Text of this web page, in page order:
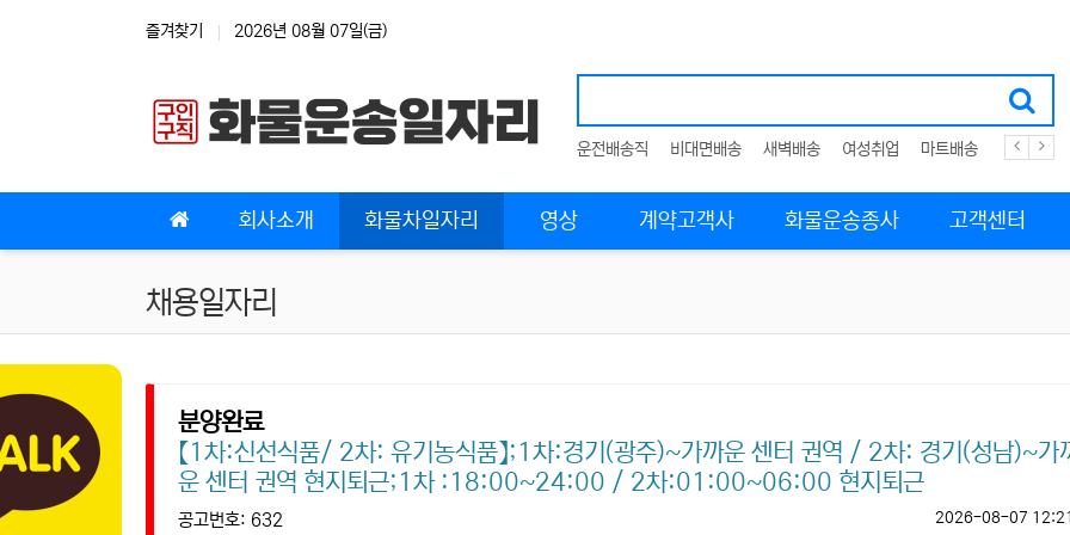
즐겨찾기 2026년 08월 07일(금)
운전배송직 비대면배송 새벽배송 여성취업 마트배송 화물운송
회사소개 화물차일자리 영상 계약고객사 화물운송종사 고객센터
채용일자리
분양완료
【1차:신선식품/ 2차: 유기농식품】;1차:경기(광주)~가까운 센터 권역 / 2차: 경기(성남)~가
운 센터 권역 현지퇴근;1차 :18:00~24:00 / 2차:01:00~06:00 현지퇴근
공고번호: 632 2026-08-07